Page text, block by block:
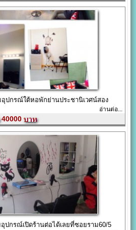
อุปกรณ์ใต้หอพักย่านประชานิเวศน์สอง
อ่านต่อ...
ปกรณ์เปิดร้านต่อได้เลยที่ซอยราม60/5